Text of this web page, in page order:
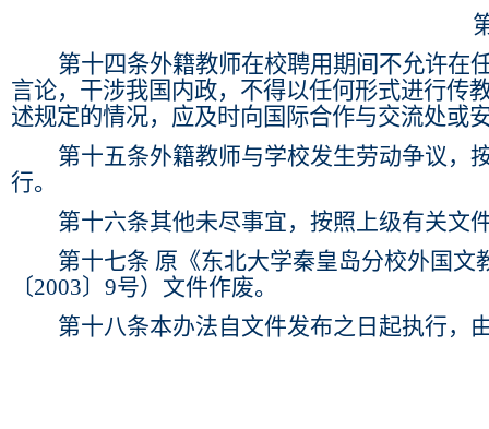
第十四条外籍教师在校聘用期间不允许在
言论，干涉我国内政，不得以任何形式进行传
述规定的情况，应及时向国际合作与交流处或
第十五条外籍教师与学校发生劳动争议，
行。
第十六条其他未尽事宜，按照上级有关文
第十七条 原 《东北大学秦皇岛分校外国
〔2003〕9号）文件作废。
第十八条本办法自文件发布之日起执行，